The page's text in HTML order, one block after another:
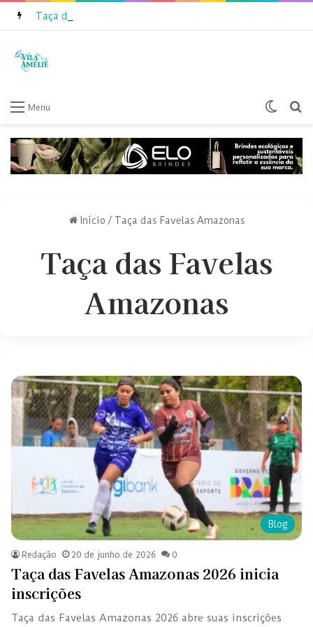
Taça das Favelas Amazonas 2026 inicia inscrições
Menu
Início / Taça das Favelas Amazonas
Taça das Favelas
Amazonas
Blog
Redação 20 de junho de 2026 0
Taça das Favelas Amazonas 2026 inicia
inscrições
Taça das Favelas Amazonas 2026 abre suas inscrições